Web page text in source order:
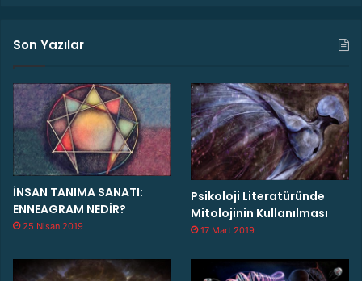
Son Yazılar
İNSAN TANIMA SANATI:
ENNEAGRAM NEDİR?
25 Nisan 2019
Psikoloji Literatüründe
Mitolojinin Kullanılması
17 Mart 2019